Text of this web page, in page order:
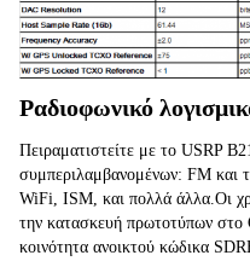
Ραδιοφωνικό
Πειραματιστείτε με το USRP
συμπεριλαμβανομένων: FM και
WiFi, ISM, και πολλά άλλα.Οι
την κατασκευή πρωτοτύπων
κοινότητα ανοικτού κώδικα